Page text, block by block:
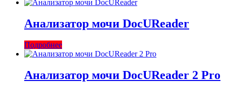
Анализатор мочи DocUReader
Подробнее
Анализатор мочи DocUReader 2 Pro